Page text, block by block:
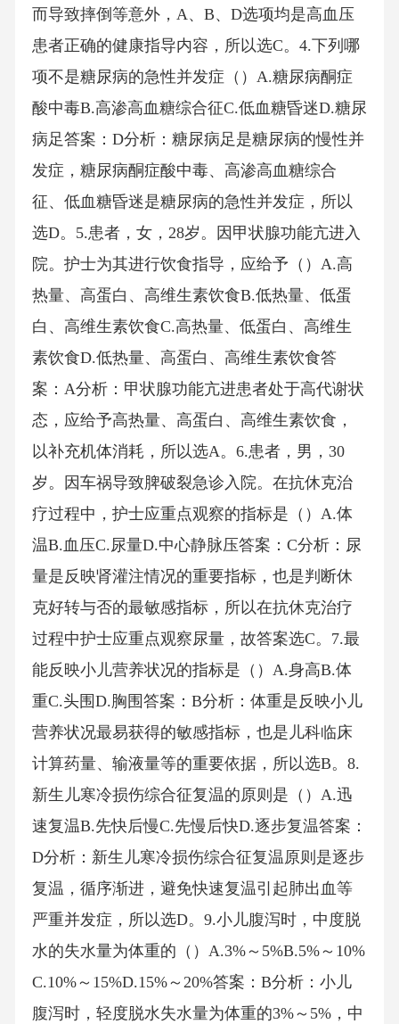
而导致摔倒等意外，A、B、D选项均是高血压
患者正确的健康指导内容，所以选C。4.下列哪
项不是糖尿病的急性并发症（）A.糖尿病酮症
酸中毒B.高渗高血糖综合征C.低血糖昏迷D.糖尿
病足答案：D分析：糖尿病足是糖尿病的慢性并
发症，糖尿病酮症酸中毒、高渗高血糖综合
征、低血糖昏迷是糖尿病的急性并发症，所以
选D。5.患者，女，28岁。因甲状腺功能亢进入
院。护士为其进行饮食指导，应给予（）A.高
热量、高蛋白、高维生素饮食B.低热量、低蛋
白、高维生素饮食C.高热量、低蛋白、高维生
素饮食D.低热量、高蛋白、高维生素饮食答
案：A分析：甲状腺功能亢进患者处于高代谢状
态，应给予高热量、高蛋白、高维生素饮食，
以补充机体消耗，所以选A。6.患者，男，30
岁。因车祸导致脾破裂急诊入院。在抗休克治
疗过程中，护士应重点观察的指标是（）A.体
温B.血压C.尿量D.中心静脉压答案：C分析：尿
量是反映肾灌注情况的重要指标，也是判断休
克好转与否的最敏感指标，所以在抗休克治疗
过程中护士应重点观察尿量，故答案选C。7.最
能反映小儿营养状况的指标是（）A.身高B.体
重C.头围D.胸围答案：B分析：体重是反映小儿
营养状况最易获得的敏感指标，也是儿科临床
计算药量、输液量等的重要依据，所以选B。8.
新生儿寒冷损伤综合征复温的原则是（）A.迅
速复温B.先快后慢C.先慢后快D.逐步复温答案：
D分析：新生儿寒冷损伤综合征复温原则是逐步
复温，循序渐进，避免快速复温引起肺出血等
严重并发症，所以选D。9.小儿腹泻时，中度脱
水的失水量为体重的（）A.3%～5%B.5%～10%
C.10%～15%D.15%～20%答案：B分析：小儿
腹泻时，轻度脱水失水量为体重的3%～5%，中